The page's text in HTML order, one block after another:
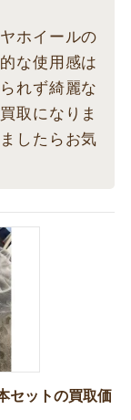
ホイールの
な使用感は
れず綺麗な
取になりま
したらお気
ットの買取価